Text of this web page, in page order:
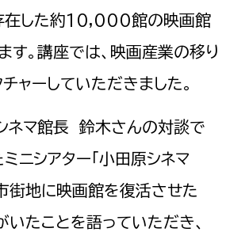
市立総合医療センター
病院管理局：施設用度課
病院管理局：医事課
在した約10,000館の映画館
す。講座では、映画産業の移り
ャーしていただきました。
ネマ館長 鈴木さんの対談で
ニシアター「小田原シネマ
街地に映画館を復活させた
たことを語っていただき、